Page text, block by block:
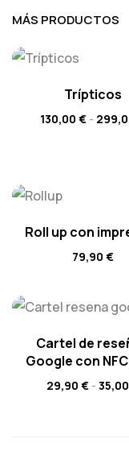
MÁS PRODUCTOS
Trípticos
130,00 € -
Roll up con
79,90 €
Cartel de
Google con NFC
29,90 € - 35,00